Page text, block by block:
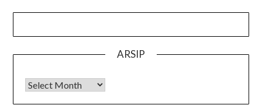
ARSIP
Arsip